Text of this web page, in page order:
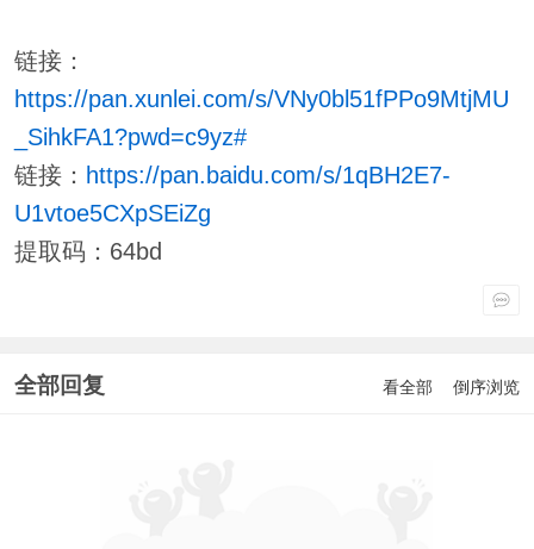
链接：
https://pan.xunlei.com/s/VNy0bl51fPPo9MtjMU
_SihkFA1?pwd=c9yz#
链接： https://pan.baidu.com/s/1qBH2E7-
U1vtoe5CXpSEiZg
提取码：64bd
全部回复 看全部 倒序浏览